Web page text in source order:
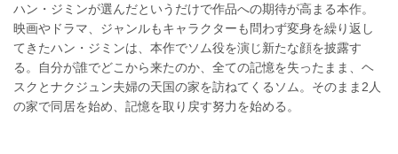
ハン・ジミンが選んだというだけで作品への期待が高まる本作。
映画やドラマ、ジャンルもキャラクターも問わず変身を繰り返し
てきたハン・ジミンは、本作でソム役を演じ新たな顔を披露す
る。自分が誰でどこから来たのか、全ての記憶を失ったまま、ヘ
スクとナクジュン夫婦の天国の家を訪ねてくるソム。そのまま2人
の家で同居を始め、記憶を取り戻す努力を始める。